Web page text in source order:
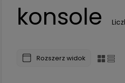
konsole
Rozszerz widok